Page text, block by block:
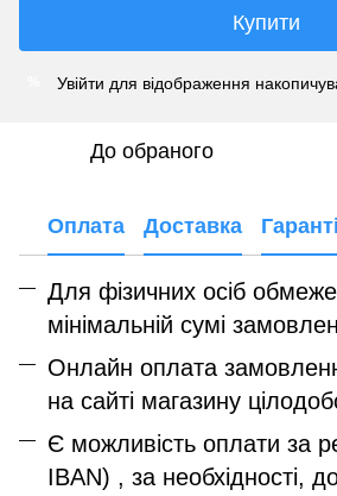
Купити
Увійти для відображення
До обраного
Оплата Доставка
Для фізичних осіб
мінімальній сумі
Онлайн оплата
на сайті магазину
Є можливість оплати за
IBAN) , за необхідності,